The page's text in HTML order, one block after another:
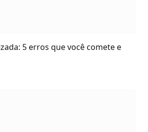
5 erros que você comete e